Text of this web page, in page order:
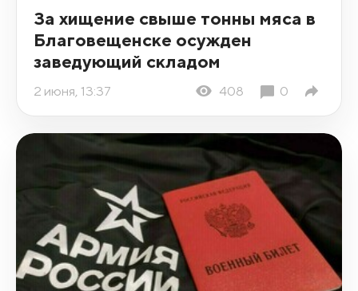
За хищение свыше тонны мяса в
Благовещенске осужден
заведующий складом
2 июня, 13:37 408 0